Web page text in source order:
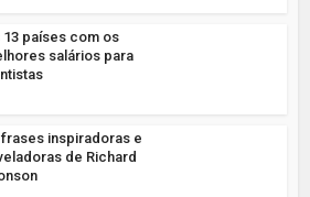
13 países com os
salários para
frases inspiradoras e
de Richard